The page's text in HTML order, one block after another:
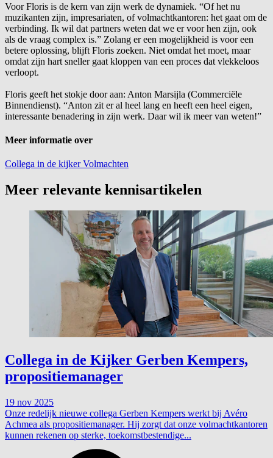
Voor Floris is de kern van zijn werk de dynamiek. “Of het nu
muzikanten zijn, impresariaten, of volmachtkantoren: het gaat om de
verbinding. Ik wil dat partners weten dat we er voor hen zijn, ook
als de vraag complex is.” Zolang er een mogelijkheid is voor een
betere oplossing, blijft Floris zoeken. Niet omdat het moet, maar
omdat zijn hart sneller gaat kloppen van een proces dat vlekkeloos
verloopt.
Floris geeft het stokje door aan: Anton Marsijla (Commerciële
Binnendienst). “Anton zit er al heel lang en heeft een heel eigen,
interessante benadering in zijn werk. Daar wil ik meer van weten!”
Meer informatie over
Collega in de kijkerVolmachten
Meer relevante kennisartikelen
Collega in de Kijker Gerben Kempers,
propositiemanager
19 nov 2025
Onze redelijk nieuwe collega Gerben Kempers werkt bij Avéro
Achmea als propositiemanager. Hij zorgt dat onze volmachtkantoren
kunnen rekenen op sterke, toekomstbestendige...